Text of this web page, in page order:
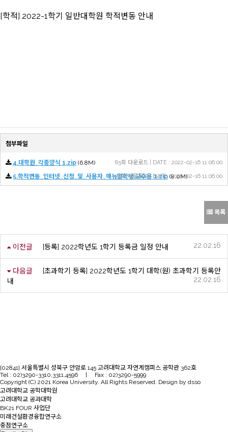
[학적] 2022-1학기 일반대학원 학적변동 안내
첨부파일
4.대학원_각종양식 1.zip (6.8M) 85회 다운로드 | DATE : 2022-02-16 11:06:00
5.학적변동_인터넷_신청_및_사용자_매뉴얼학생.교수용 1.zip(8.0M)
97회 다운로드 | DATE : 2022-02-16 11:06:00
목록
이전글 [등록] 2022학년도 1학기 등록금 일정 안내 22.02.16
다음글
[초과학기 등록] 2022학년도 1학기 대학(원) 초과학기 등록안
내
22.02.16
[02841] 서울특별시 성북구 안암로 145 고려대학교 자연계캠퍼스 공학관 362호
Tel : 02)3290-3310,3311,4596 | Fax : 02)3290-5999
Copyright (C) 2021 Korea University. All Rights Reserved. Design by dsso
고려대학교 공학대학원
고려대학교 공과대학
BK21 FOUR 사업단
미래건설환경융합연구소
중점연구소